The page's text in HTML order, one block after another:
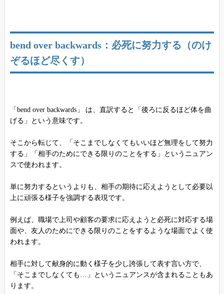
bend over backwards：必死に努力する（のけ
ぞるほど尽くす）
「bend over backwards」 は、直訳すると「後ろに反るほど体を曲
げる」という意味です。
そこから転じて、「そこまでしなくてもいいほど無理をして努力
する」「相手のためにできる限りのことをする」というニュアン
スで使われます。
単に努力するというよりも、相手の期待に応えようとして必要以
上に頑張る様子を強調する表現です。
例えば、職場で上司や顧客の要求に応えようと必死に対応する場
面や、友人のためにできる限りのことをするような場面でよく使
われます。
相手に対して献身的に動く様子を少し誇張して表す言い方で、
「そこまでしなくても…」というニュアンスが含まれることもあ
ります。